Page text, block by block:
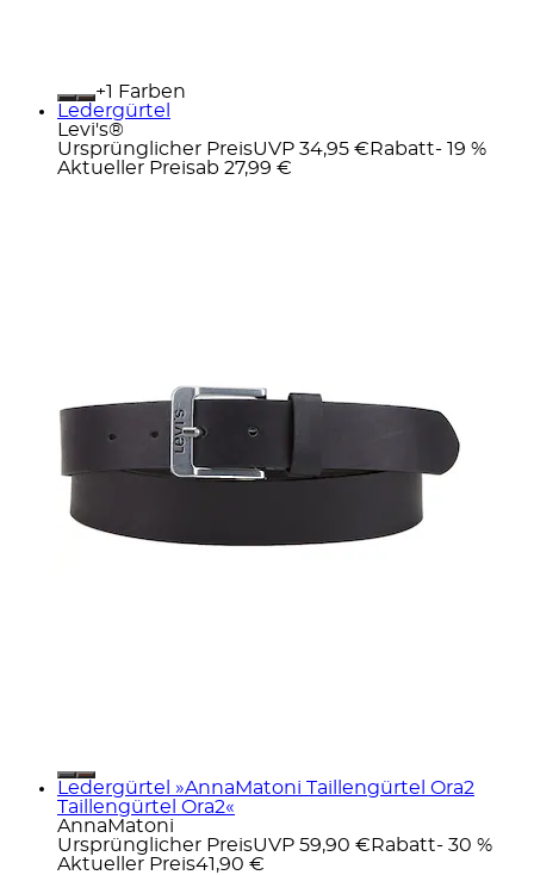
+
Farben
Ledergürtel
Levi's®
Ursprünglicher PreisUVP 34,95 € Rabatt- 19 %
Aktueller Preisab 27,99 €
Ledergürtel »AnnaMatoni Taillengürtel Ora2
Taillengürtel Ora2«
AnnaMatoni
Ursprünglicher PreisUVP 59,90 € Rabatt- 30 %
Aktueller Preis41,90 €